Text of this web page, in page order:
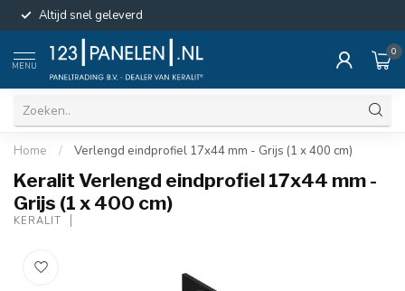
Altijd snel geleverd
MENU
0
Home / Verlengd eindprofiel 17x44 mm - Grijs (1 x 400 cm)
Keralit Verlengd eindprofiel 17x44 mm -
Grijs (1 x 400 cm)
KERALIT